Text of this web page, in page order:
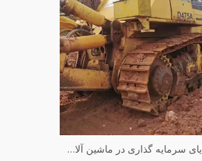
بررسی مزایای سرمایه گذاری در ماشین آلات کوماتسو مستعمل